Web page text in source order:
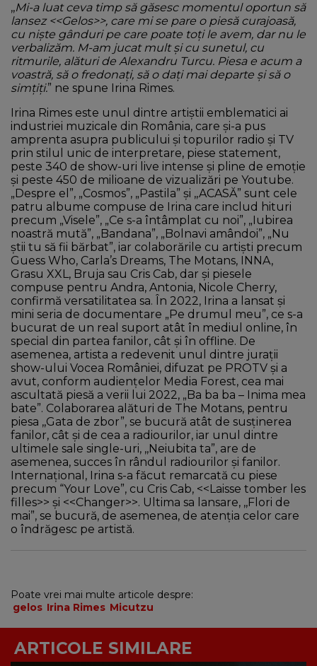
,,Mi-a luat ceva timp să găsesc momentul oportun să
lansez <<Gelos>>, care mi se pare o piesă curajoasă,
cu niște gânduri pe care poate toți le avem, dar nu le
verbalizăm. M-am jucat mult și cu sunetul, cu
ritmurile, alături de Alexandru Turcu. Piesa e acum a
voastră, să o fredonați, să o dați mai departe și să o
simțiți.” ne spune Irina Rimes.
Irina Rimes este unul dintre artiştii emblematici ai
industriei muzicale din România, care şi-a pus
amprenta asupra publicului şi topurilor radio şi TV
prin stilul unic de interpretare, piese statement,
peste 340 de show-uri live intense şi pline de emoţie
și peste 450 de milioane de vizualizări pe Youtube.
„Despre el”, „Cosmos”, „Pastila” și ,,ACASĂ” sunt cele
patru albume compuse de Irina care includ hituri
precum „Visele”, „Ce s-a întâmplat cu noi”, „Iubirea
noastră mută”, „Bandana”, „Bolnavi amândoi”, „Nu
ştii tu să fii bărbat”, iar colaborările cu artişti precum
Guess Who, Carla’s Dreams, The Motans, INNA,
Grasu XXL, Bruja sau Cris Cab, dar şi piesele
compuse pentru Andra, Antonia, Nicole Cherry,
confirmă versatilitatea sa. În 2022, Irina a lansat și
mini seria de documentare „Pe drumul meu”, ce s-a
bucurat de un real suport atât în mediul online, în
special din partea fanilor, cât și în offline. De
asemenea, artista a redevenit unul dintre jurații
show-ului Vocea României, difuzat pe PROTV și a
avut, conform audiențelor Media Forest, cea mai
ascultată piesă a verii lui 2022, „Ba ba ba – Inima mea
bate”. Colaborarea alături de The Motans, pentru
piesa ,,Gata de zbor”, se bucură atât de susținerea
fanilor, cât și de cea a radiourilor, iar unul dintre
ultimele sale single-uri, ,,Neiubita ta”, are de
asemenea, succes în rândul radiourilor și fanilor.
Internațional, Irina s-a făcut remarcată cu piese
precum “Your Love”, cu Cris Cab, <<Laisse tomber les
filles>> și <<Changer>>. Ultima sa lansare, ,,Flori de
mai”, se bucură, de asemenea, de atenția celor care
o îndrăgesc pe artistă.
Poate vrei mai multe articole despre:
gelos Irina Rimes Micutzu
ARTICOLE SIMILARE